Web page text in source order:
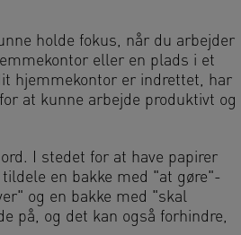
holde fokus, når du arbejder
eller en plads i et
hjemmekontor er indrettet, har
at kunne arbejde produktivt og
I stedet for at have papirer
en bakke med "at gøre"-
og en bakke med "skal
på, og det kan også forhindre,